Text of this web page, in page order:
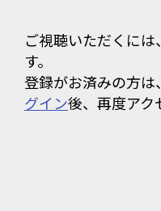
ご視聴いただくに
す。
登録がお済みの方は
グイン後、再度アク